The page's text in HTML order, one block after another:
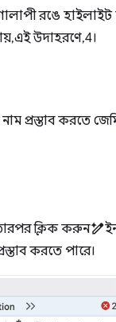
রঙে
এই উদাহরণে, 4।
প্রস্তাব করতে
ক্লিক করুন
করতে পারে।